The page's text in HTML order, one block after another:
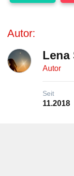
Autor:
Lena
Autor
Seit
11.2018